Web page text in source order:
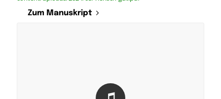
Zum Manuskript